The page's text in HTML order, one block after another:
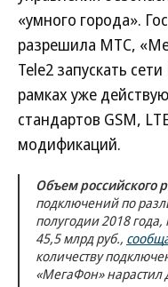
«умного города».
разрешила МТС,
Tele2 запускать
рамках уже
стандартов GSM,
модификаций.
Объем российского
подключений по
полугодии 2018
45,5 млрд руб.,
количеству
«МегаФон» нарастил